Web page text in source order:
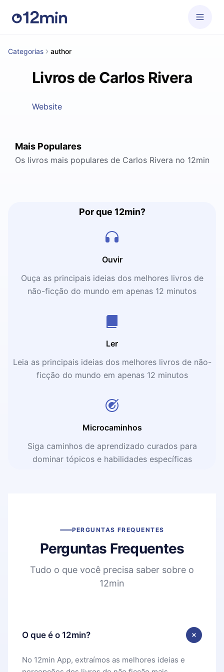
Categorias author
Livros de Carlos Rivera
Website
Mais Populares
Os livros mais populares de Carlos Rivera no 12min
Por que 12min?
Ouvir
Ouça as principais ideias dos melhores livros de
não-ficção do mundo em apenas 12 minutos
Ler
Leia as principais ideias dos melhores livros de não-
ficção do mundo em apenas 12 minutos
Microcaminhos
Siga caminhos de aprendizado curados para
dominar tópicos e habilidades específicas
PERGUNTAS FREQUENTES
Perguntas Frequentes
Tudo o que você precisa saber sobre o
12min
O que é o 12min?
No 12min App, extraímos as melhores ideias e